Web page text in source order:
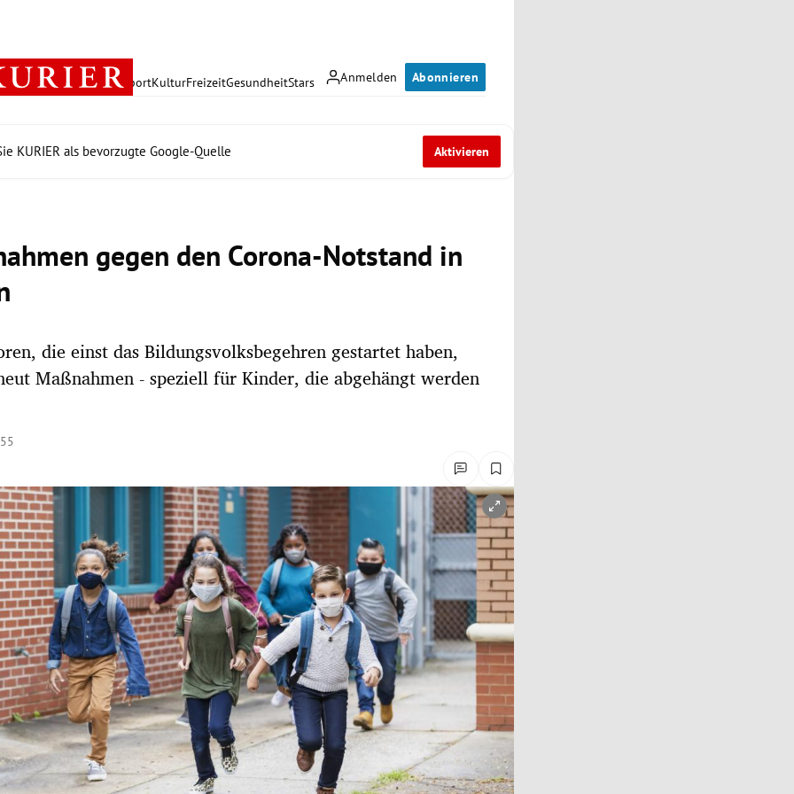
Anmelden Abonnieren
PolitikWirtschaft SportKulturFreizeitGesundheitStars
KURIER als bevorzugte Google-Quelle Aktivieren
gegen den Corona-Notstand in
die einst das Bildungsvolksbegehren gestartet haben,
Maßnahmen - speziell für Kinder, die abgehängt werden
öffnen/schließen